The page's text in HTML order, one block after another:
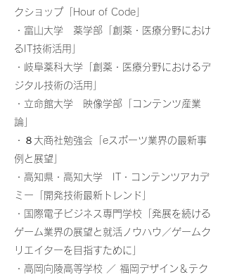
クショップ「Hour of Code」
・富山大学 薬学部「創薬・医療分野におけ
るIT技術活用」
・岐阜薬科大学「創薬・医療分野におけるデ
ジタル技術の活用」
・立命館大学 映像学部「コンテンツ産業
論」
・８大商社勉強会「eスポーツ業界の最新事
例と展望」
・高知県・高知大学 IT・コンテンツアカデ
ミー「開発技術最新トレンド」
・
​国際電子ビジネス専門学校「発展を続ける
ゲーム業界の展望と就活ノウハウ／ゲームク
リエイターを目指すために」
・高岡向陵高等学校 ／ 福岡デザイン＆テク